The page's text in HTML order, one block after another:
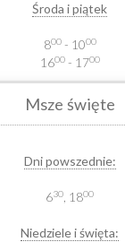
Środa i piątek
800- 1000
1600- 1700
Msze święte
Dni powszednie:
630 , 1800
Niedziele i święta: